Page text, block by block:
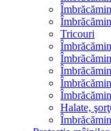
Tricouri
Halate,